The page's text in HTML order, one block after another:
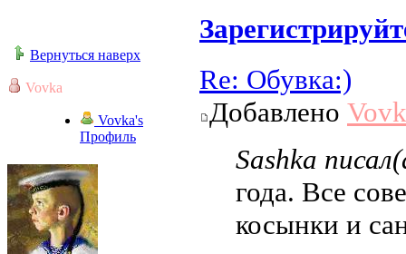
Вернуться наверх
Vovka
Vovka's
Профиль
Re: Обувка:)
Добавлено
Sashka
года. Все
косынки и